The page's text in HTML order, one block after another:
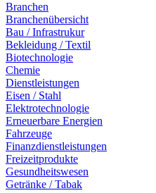
Branchen
Branchenübersicht
Bau / Infrastrukur
Bekleidung / Textil
Biotechnologie
Chemie
Dienstleistungen
Eisen / Stahl
Elektrotechnologie
Erneuerbare Energien
Fahrzeuge
Finanzdienstleistungen
Freizeitprodukte
Gesundheitswesen
Getränke / Tabak